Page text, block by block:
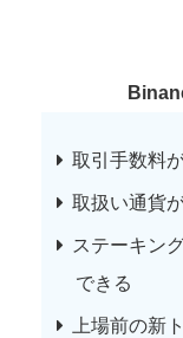
取引手数料
取扱い通貨
ステーキン
できる
上場前の新